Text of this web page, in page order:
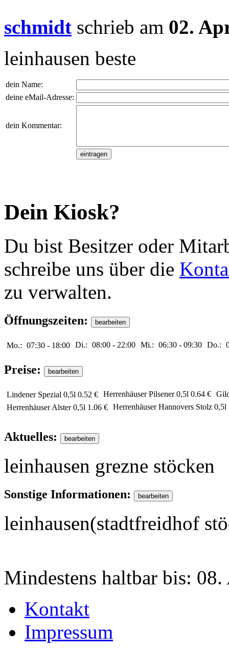
schmidt schrieb am 02.
leinhausen beste
dein Name:
deine eMail-Adresse:
dein Kommentar:
Dein Kiosk?
Du bist Besitzer oder
schreibe uns über die
zu verwalten.
Öffnungszeiten:
Mo.: 07:30 - 18:00 Di.: 08:00 - 22:00 Mi.: 06:30 - 09:30 Do.:
Preise:
Lindener Spezial 0,5l 0.52 € Herrenhäuser Pilsener 0,5l 0.64 €
Herrenhäuser Alster 0,5l 1.06 € Herrenhäuser Hannovers Stolz 0,5l
Aktuelles:
leinhausen grezne stöcken
Sonstige Informationen:
leinhausen(stadtfreidhof
Mindestens haltbar bis: 08.
Kontakt
Impressum